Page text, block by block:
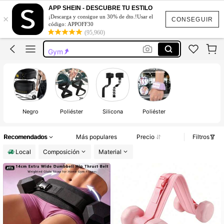
CONSEGUIR
×
APP SHEIN - DESCUBRE TU ESTILO
¡Descarga y consigue un 30% de dto.!Usar el
código: APPOFF30
(95,960)
Cinturón De Gym
Pesas Para Hacer Ejercicio
Ejercicios En Casa
Gym
Cinturón De Gym
Pesas Para Hacer Ejercicio
Negro Poliéster Silicona Poliéster
Recomendados Más populares Precio
Filtros
Local
Composición Material